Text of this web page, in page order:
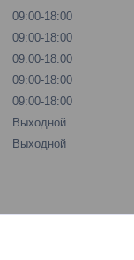
09:00-18:00
09:00-18:00
09:00-18:00
09:00-18:00
09:00-18:00
Выходной
Выходной